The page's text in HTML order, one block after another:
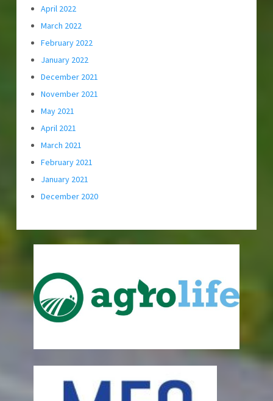
April 2022
March 2022
February 2022
January 2022
December 2021
November 2021
May 2021
April 2021
March 2021
February 2021
January 2021
December 2020